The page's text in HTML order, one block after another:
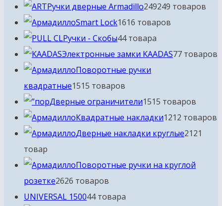
Ручки дверные Armadillo249249 товаров
Smart Lock1616 товаров
Ручки - Скобы44 товара
Электронные замки KAADAS77 товаров
Поворотные ручки
квадратные1515 товаров
Дверные ограничители1515 товаров
Квадратные накладки1212 товаров
Дверные накладки круглые2121
товар
Поворотные ручки на круглой
розетке2626 товаров
UNIVERSAL 150044 товара